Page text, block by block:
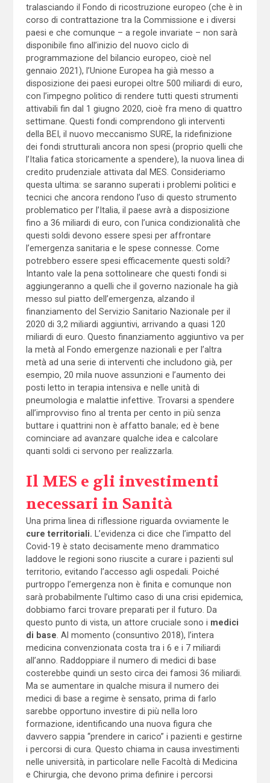
tralasciando il Fondo di ricostruzione europeo (che è in
corso di contrattazione tra la Commissione e i diversi
paesi e che comunque – a regole invariate – non sarà
disponibile fino all’inizio del nuovo ciclo di
programmazione del bilancio europeo, cioè nel
gennaio 2021), l’Unione Europea ha già messo a
disposizione dei paesi europei oltre 500 miliardi di euro,
con l’impegno politico di rendere tutti questi strumenti
attivabili fin dal 1 giugno 2020, cioè fra meno di quattro
settimane. Questi fondi comprendono gli interventi
della BEI, il nuovo meccanismo SURE, la ridefinizione
dei fondi strutturali ancora non spesi (proprio quelli che
l’Italia fatica storicamente a spendere), la nuova linea di
credito prudenziale attivata dal MES. Consideriamo
questa ultima: se saranno superati i problemi politici e
tecnici che ancora rendono l’uso di questo strumento
problematico per l’Italia, il paese avrà a disposizione
fino a 36 miliardi di euro, con l’unica condizionalità che
questi soldi devono essere spesi per affrontare
l’emergenza sanitaria e le spese connesse. Come
potrebbero essere spesi efficacemente questi soldi?
Intanto vale la pena sottolineare che questi fondi si
aggiungeranno a quelli che il governo nazionale ha già
messo sul piatto dell’emergenza, alzando il
finanziamento del Servizio Sanitario Nazionale per il
2020 di 3,2 miliardi aggiuntivi, arrivando a quasi 120
miliardi di euro. Questo finanziamento aggiuntivo va per
la metà al Fondo emergenze nazionali e per l’altra
metà ad una serie di interventi che includono già, per
esempio, 20 mila nuove assunzioni e l’aumento dei
posti letto in terapia intensiva e nelle unità di
pneumologia e malattie infettive. Trovarsi a spendere
all’improvviso fino al trenta per cento in più senza
buttare i quattrini non è affatto banale; ed è bene
cominciare ad avanzare qualche idea e calcolare
quanti soldi ci servono per realizzarla.
Il MES e gli investimenti
necessari in Sanità
Una prima linea di riflessione riguarda ovviamente le
cure territoriali. L’evidenza ci dice che l’impatto del
Covid-19 è stato decisamente meno drammatico
laddove le regioni sono riuscite a curare i pazienti sul
territorio, evitando l’accesso agli ospedali. Poiché
purtroppo l’emergenza non è finita e comunque non
sarà probabilmente l’ultimo caso di una crisi epidemica,
dobbiamo farci trovare preparati per il futuro. Da
questo punto di vista, un attore cruciale sono i medici
di base . Al momento (consuntivo 2018), l’intera
medicina convenzionata costa tra i 6 e i 7 miliardi
all’anno. Raddoppiare il numero di medici di base
costerebbe quindi un sesto circa dei famosi 36 miliardi.
Ma se aumentare in qualche misura il numero dei
medici di base a regime è sensato, prima di farlo
sarebbe opportuno investire di più nella loro
formazione, identificando una nuova figura che
davvero sappia “prendere in carico” i pazienti e gestirne
i percorsi di cura. Questo chiama in causa investimenti
nelle università, in particolare nelle Facoltà di Medicina
e Chirurgia, che devono prima definire i percorsi